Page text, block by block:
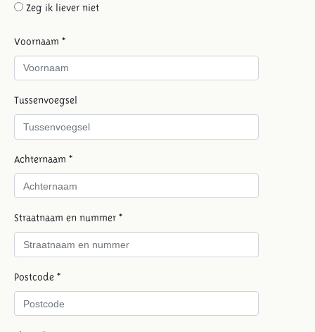
Zeg ik liever niet
Voornaam *
Tussenvoegsel
Achternaam *
Straatnaam en nummer *
Postcode *